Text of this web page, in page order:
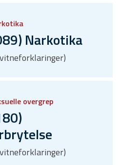
Narkotika
overgrep